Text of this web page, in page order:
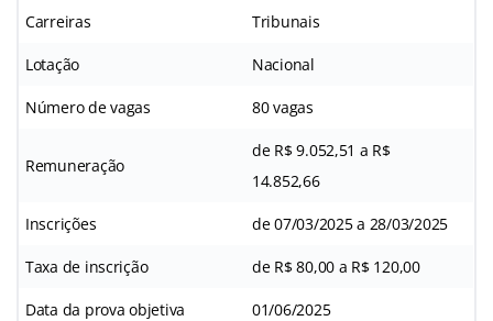
Carreiras Tribunais
Lotação Nacional
Número de vagas 80 vagas
Remuneração
de R$ 9.052,51 a R$
14.852,66
Inscrições de 07/03/2025 a 28/03/2025
Taxa de inscrição de R$ 80,00 a R$ 120,00
Data da prova objetiva 01/06/2025